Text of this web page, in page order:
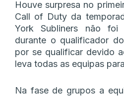
Houve surpresa no
Call of Duty da
York Subliners não
durante o qualificador
por se qualificar devido
leva todas as equipas
Na fase de grupos a